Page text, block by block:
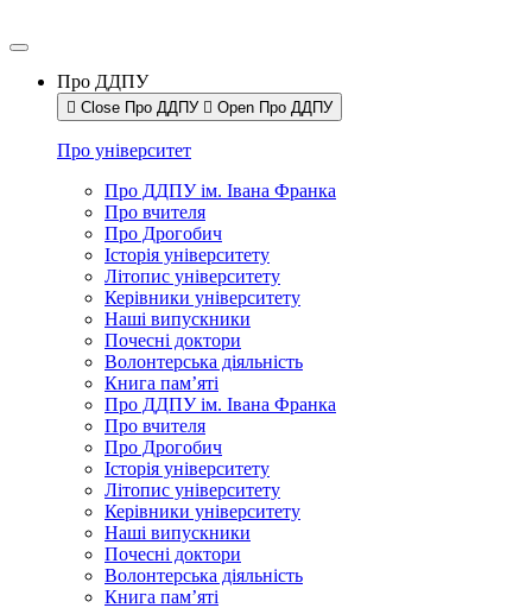
Про ДДПУ
Close Про ДДПУ Open Про ДДПУ
Про університет
Про ДДПУ ім. Івана Франка
Про вчителя
Про Дрогобич
Історія університету
Літопис університету
Керівники університету
Наші випускники
Почесні доктори
Волонтерська діяльність
Книга пам’яті
Про ДДПУ ім. Івана Франка
Про вчителя
Про Дрогобич
Історія університету
Літопис університету
Керівники університету
Наші випускники
Почесні доктори
Волонтерська діяльність
Книга пам’яті